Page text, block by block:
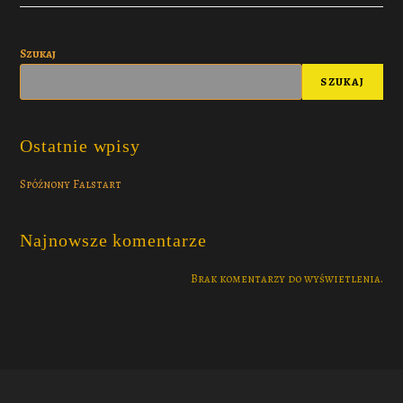
Szukaj
SZUKAJ
Ostatnie wpisy
Spóźnony Falstart
Najnowsze komentarze
Brak komentarzy do wyświetlenia.